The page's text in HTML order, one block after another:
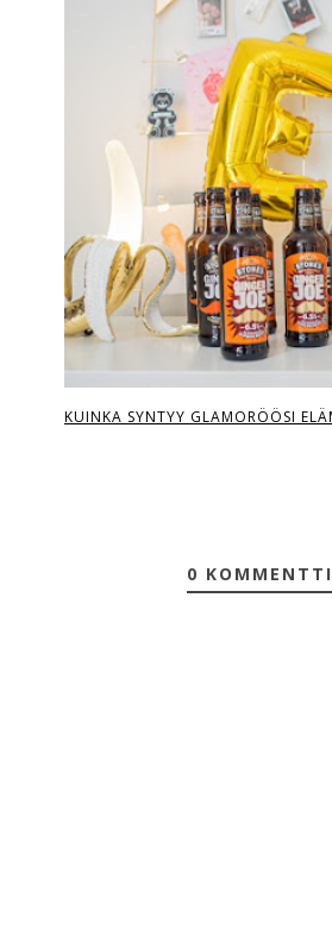
KUINKA SYNTYY GLAMORÖÖSI
0